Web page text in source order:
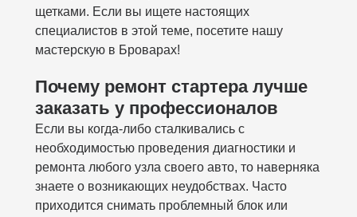
щетками. Если вы ищете настоящих
специалистов в этой теме, посетите нашу
мастерскую в Броварах!
Почему ремонт стартера лучше
заказать у профессионалов
Если вы когда-либо сталкивались с
необходимостью проведения диагностики и
ремонта любого узла своего авто, то наверняка
знаете о возникающих неудобствах. Часто
приходится снимать проблемный блок или